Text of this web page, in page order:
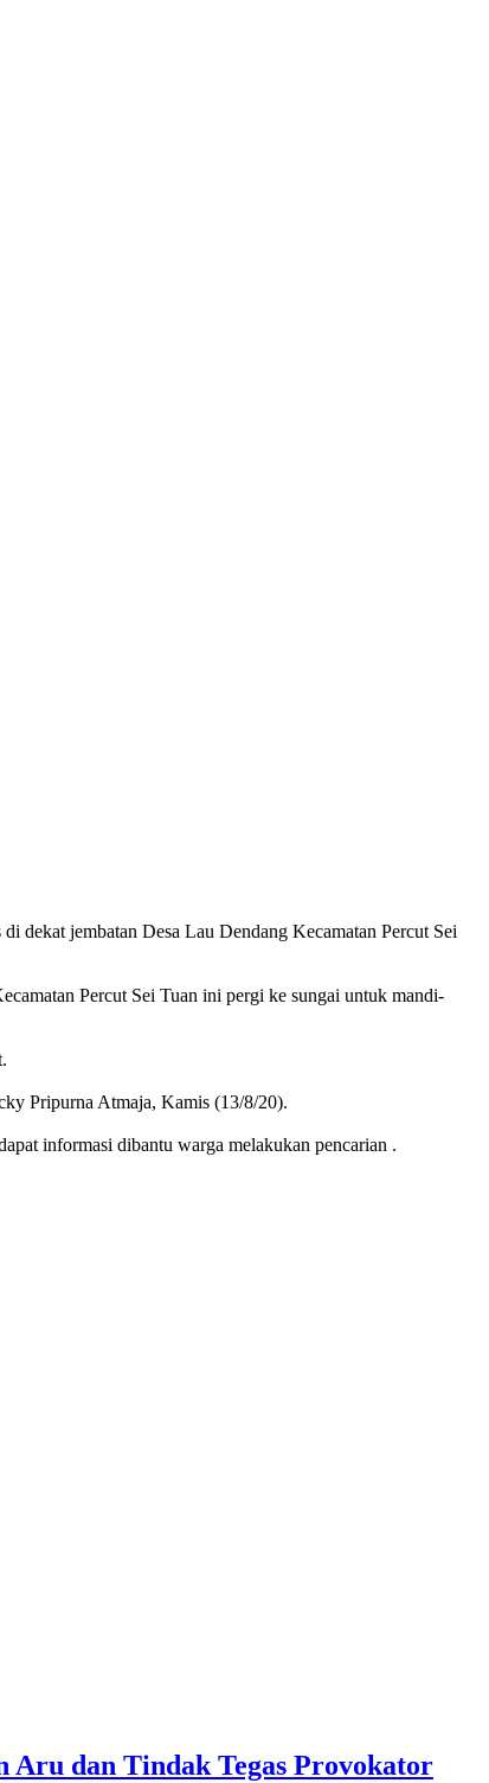
dekat jembatan Desa Lau Dendang Kecamatan Percut Sei
Percut Sei Tuan ini pergi ke sungai untuk mandi-
Pripurna Atmaja, Kamis (13/8/20).
informasi dibantu warga melakukan pencarian .
Aru dan Tindak Tegas Provokator